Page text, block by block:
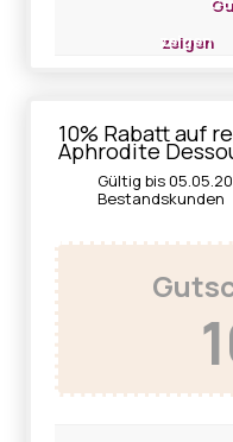
zeigen
10% Rabatt auf
Aphrodite
Gültig bis